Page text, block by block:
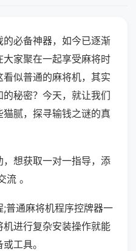
必备神器，如今已逐渐
家聚在一起享受麻将时
似普通的麻将机，其实
秘密？今天，就让我们
腻，探寻输钱之谜的真
想获取一对一指导，添
。
普通麻将机程序控牌器一
进行复杂安装操作就能
工具。